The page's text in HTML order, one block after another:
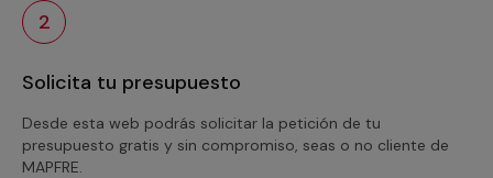
2
Solicita tu presupuesto
Desde esta web podrás solicitar la petición de tu
presupuesto gratis y sin compromiso, seas o no cliente de
MAPFRE.